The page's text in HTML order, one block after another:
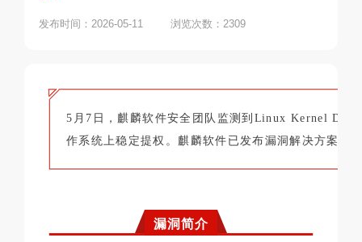
发布时间：2026-05-11 浏览次数：2309
5月7日，麒麟软件安全团队监测到Linux Kernel
作系统上稳定提权。麒麟软件已发布漏洞解决方案进
漏洞简介